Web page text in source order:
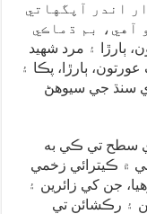
اندر آپگهاتي
آهي، بم ڌماڪي
ٻارڙا ۽ مرد شهيد
ٻارڙا، پڪا ۽
سنڌ جي سيوهڻ
سطح تي ڪي به
۾ ڪيترائي زخمي
جن کي زائرين ۽
۽ رڪشائن تي